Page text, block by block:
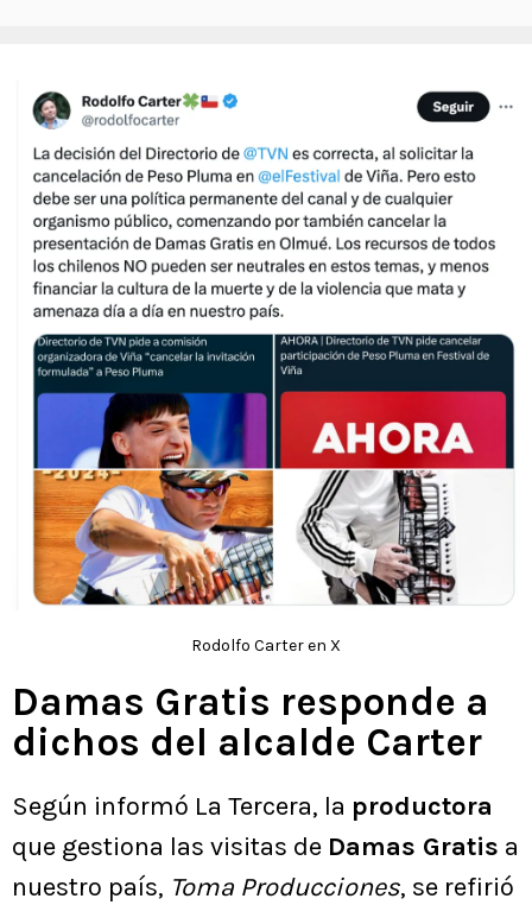
Rodolfo Carter en X
Damas Gratis responde a
dichos del alcalde Carter
Según informó La Tercera, la productora
que gestiona las visitas de Damas Gratis a
nuestro país, Toma Producciones, se refirió